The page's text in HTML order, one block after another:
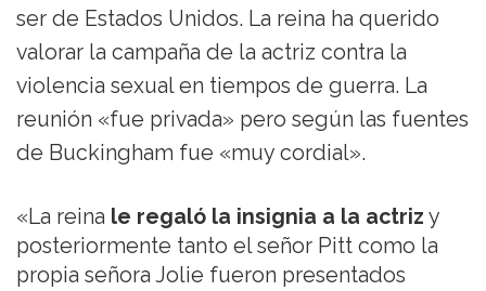
ser de Estados Unidos. La reina ha querido
valorar la campaña de la actriz contra la
violencia sexual en tiempos de guerra. La
reunión «fue privada» pero según las fuentes
de Buckingham fue «muy cordial».
«La reina le regaló la insignia a la actriz y
posteriormente tanto el señor Pitt como la
propia señora Jolie fueron presentados